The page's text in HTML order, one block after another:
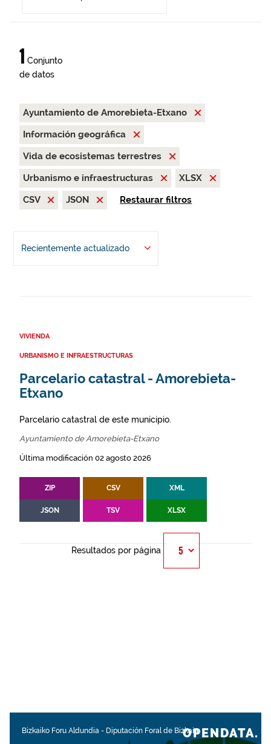
1 Conjunto
de datos
Ayuntamiento de Amorebieta-Etxano
Información geográfica
Vida de ecosistemas terrestres
Urbanismo e infraestructuras
XLSX
CSV
JSON Restaurar filtros
Recientemente actualizado
VIVIENDA
URBANISMO E INFRAESTRUCTURAS
Parcelario catastral - Amorebieta-
Etxano
Parcelario catastral de este municipio.
Ayuntamiento de Amorebieta-Etxano
Última modificación 02 agosto 2026
ZIP CSV XML
JSON TSV XLSX
Resultados por página
Bizkaiko Foru Aldundia - Diputación Foral de BizkaiaOPENDATA.